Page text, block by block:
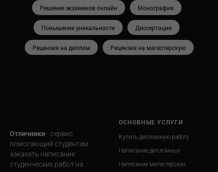
Решение экзаменов онлайн Монография
Повышение уникальности Диссертации
Рецензия на диплом Рецензия на магистерскую
Отличники - сервис
помогающий студентам
заказать написание
студенческих работ на
ОСНОВНЫЕ УСЛУГИ
Купить дипломную работу
Написание дипломных
Написание магистерских